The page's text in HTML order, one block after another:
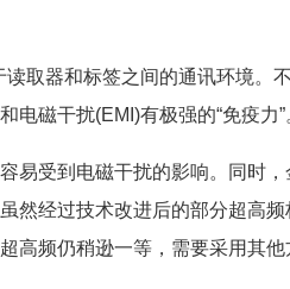
器和标签之间的通讯环境。
磁干扰(EMI)有极强的“免疫力”
受到电磁干扰的影响。同时，
然经过技术改进后的部分超高
高频仍稍逊一等，需要采用其他